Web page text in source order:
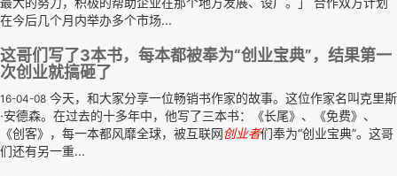
在今后几个月内举办多个市场...
这哥们写了3本书，每本都被奉为“创业宝典”，结果第一
次创业就搞砸了
16-04-08 今天，和大家分享一位畅销书作家的故事。这位作家名叫克里斯
·安德森。在过去的十多年中，他写了三本书：《长尾》、《免费》、
《创客》，每一本都风靡全球，被互联网创业者们奉为“创业宝典”。这哥
们还有另一重...